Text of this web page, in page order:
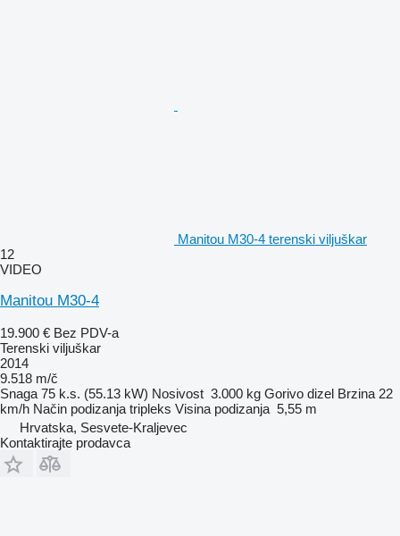
Manitou M30-4 terenski viljuškar
12
VIDEO
Manitou M30-4
19.900 € Bez PDV-a
Terenski viljuškar
2014
9.518 m/č
Snaga 75 k.s. (55.13 kW) Nosivost 3.000 kg Gorivo dizel Brzina 22
km/h Način podizanja tripleks Visina podizanja 5,55 m
Hrvatska, Sesvete-Kraljevec
Kontaktirajte prodavca